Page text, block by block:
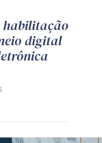
habilitação
digital